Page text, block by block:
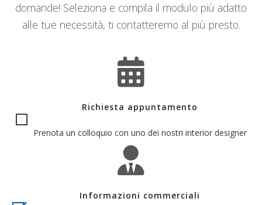
domande! Seleziona e compila il modulo più adatto
alle tue necessità, ti contatteremo al più presto.
Richiesta appuntamento
Prenota un colloquio con uno dei nostri interior designer
Informazioni commerciali